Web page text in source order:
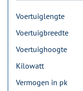
Voertuiglengte
Voertuigbreedte
Voertuighoogte
Kilowatt
Vermogen in pk